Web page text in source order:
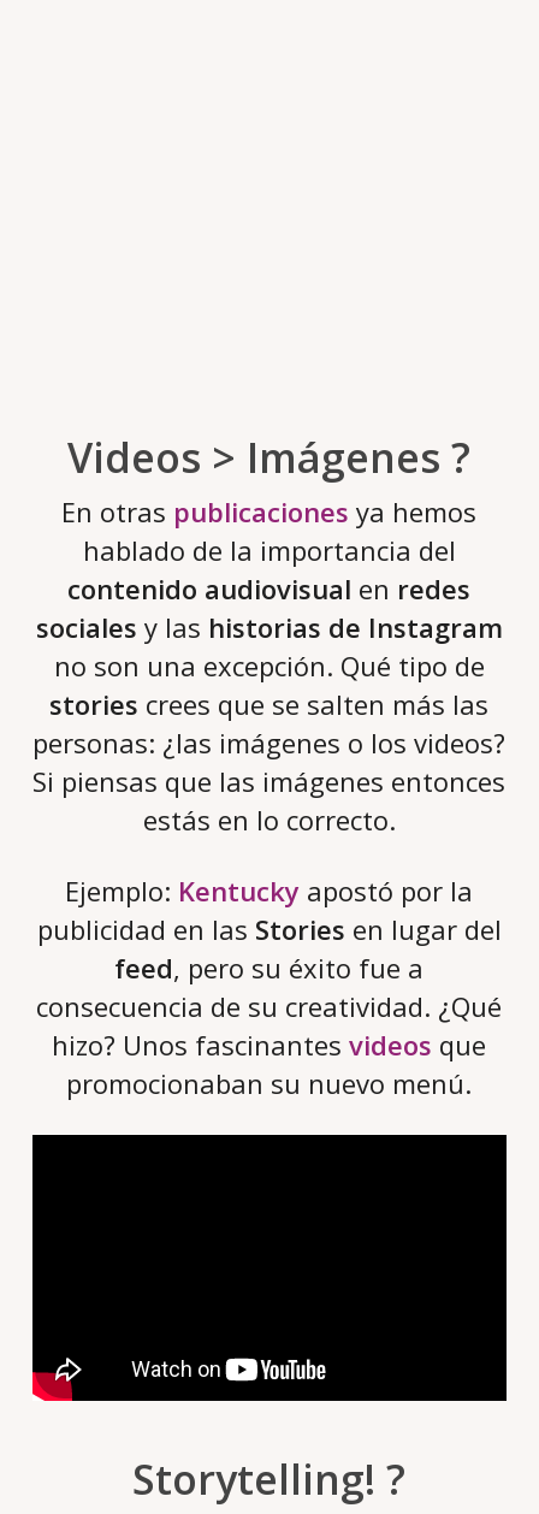
Videos > Imágenes ?
En otras publicaciones ya hemos
hablado de la importancia del
contenido audiovisual en redes
sociales y las historias de Instagram
no son una excepción. Qué tipo de
stories crees que se salten más las
personas: ¿las imágenes o los videos?
Si piensas que las imágenes entonces
estás en lo correcto.
Ejemplo: Kentucky apostó por la
publicidad en las Stories en lugar del
feed, pero su éxito fue a
consecuencia de su creatividad. ¿Qué
hizo? Unos fascinantesvideos que
promocionaban su nuevo menú.
Storytelling! ?